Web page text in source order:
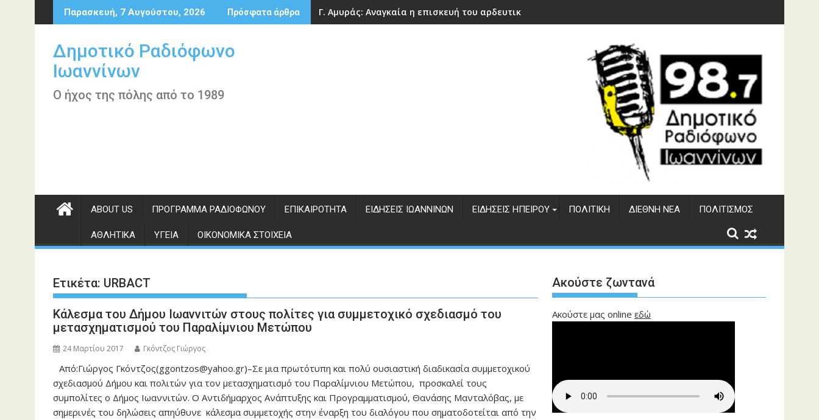
Περάστε
στο
Παρασκευή, 7 Αυγούστου, 2026 Πρόσφατα άρθρα Γ. Αμυράς: Αναγκαία η επισκευή του αρδευτικού φράγματος Αώου
Δημοτικό Ραδιόφωνο
Ιωαννίνων
Ο ήχος της πόλης από το 1989
ABOUT US ΠΡΌΓΡΑΜΜΑ ΡΑΔΙΟΦΏΝΟΥ ΕΠΙΚΑΙΡΌΤΗΤΑ ΕΙΔΉΣΕΙΣ ΙΩΑΝΝΊΝΩΝ ΕΙΔΉΣΕΙΣ ΗΠΕΊΡΟΥ ΠΟΛΙΤΙΚΉ ΔΙΕΘΝΉ ΝΈΑ ΠΟΛΙΤΙΣΜΌΣ
ΑΘΛΗΤΙΚΆ ΥΓΕΊΑ ΟΙΚΟΝΟΜΙΚΆ ΣΤΟΙΧΕΊΑ
Ετικέτα: URBACT
Κάλεσμα του Δήμου Ιωαννιτών στους πολίτες για συμμετοχικό σχεδιασμό του
μετασχηματισμού του Παραλίμνιου Μετώπου
24 Μαρτίου 2017 Γκόντζος Γιώργος
Από:Γιώργος Γκόντζος(ggontzos@yahoo.gr)–Σε μια πρωτότυπη και πολύ ουσιαστική διαδικασία συμμετοχικού
σχεδιασμού Δήμου και πολιτών για τον μετασχηματισμό του Παραλίμνιου Μετώπου, προσκαλεί τους
συμπολίτες ο Δήμος Ιωαννιτών. Ο Αντιδήμαρχος Ανάπτυξης και Προγραμματισμού, Θανάσης Μανταλόβας, με
σημερινές του δηλώσεις απηύθυνε κάλεσμα συμμετοχής στην έναρξη του διαλόγου που σηματοδοτείται από την
Ακούστε ζωντανά
Ακούστε μας online εδώ